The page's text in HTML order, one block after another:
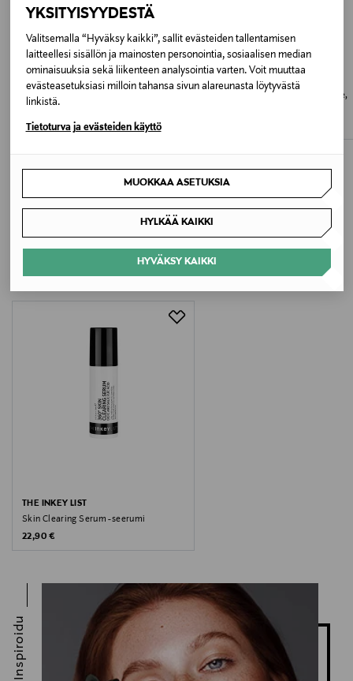
YKSITYISYYDESTÄ
Valitsemalla “Hyväksy kaikki”, sallit evästeiden tallentamisen
laitteellesi sisällön ja mainosten personointia, sosiaalisen median
ominaisuuksia sekä liikenteen analysointia varten. Voit muuttaa
evästeasetuksiasi milloin tahansa sivun alareunasta löytyvästä
linkistä.
Tietoturva ja evästeiden käyttö
MUOKKAA ASETUKSIA
HYLKÄÄ KAIKKI
HYVÄKSY KAIKKI
913190
Valmistaja
Transmeri Oy
Linnoitustie 2 A, 02600 Espoo, Finland
kuluttajapalvelu@transmeri.fi
lavera, päivävoide, kasvovoide, voide
MADARA
SOS Rich Hydra-Barrier CICA Cream -
Original Price
43,70 €
WELEDA
Day Cream Contouring -päivävoide,
LISÄÄ KIINNOSTAVIA
TUOTTEITA
THE INKEY LIST
Skin Clearing Serum -seerumi
Original Price
22,90 €
Inspiroidu